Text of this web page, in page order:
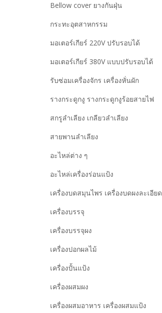
Bellow cover ยางกันฝุ่น
กระทะอุตสาหกรรม
มอเตอร์เกียร์ 220V ปรับรอบได้
มอเตอร์เกียร์ 380V แบบปรับรอบได้
รับซ่อมเครื่องจักร เครื่องหั่นผัก
รางกระดูกงู รางกระดูกงูร้อยสายไฟ
สกรูลำเลียง เกลียวลำเลียง
สายพานลำเลียง
อะไหล่ต่าง ๆ
อะไหล่เครื่องร่อนแป้ง
เครื่องบดสมุนไพร เครื่องบดผงละเอียด
เครื่องบรรจุ
เครื่องบรรจุผง
เครื่องปอกผลไม้
เครื่องปั้นแป้ง
เครื่องผสมผง
เครื่องผสมอาหาร เครื่องผสมแป้ง